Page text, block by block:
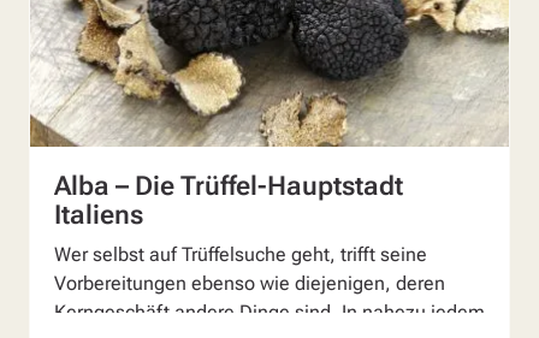
Alba – Die Trüffel-Hauptstadt
Italiens
Wer selbst auf Trüffelsuche geht, trifft seine
Vorbereitungen ebenso wie diejenigen, deren
Kerngeschäft andere Dinge sind. In nahezu jedem